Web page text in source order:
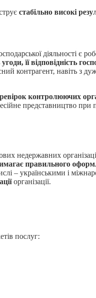
стабільно високі
діяльності є
її відповідність
контрагент, навіть з
контролюючих
представництво при
недержавних
правильного
– українськими і
організації.
послуг: